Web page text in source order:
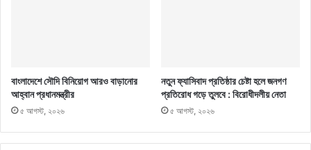
বাংলাদেশে সৌদি বিনিয়োগ আরও বাড়ানোর
আহ্বান প্রধানমন্ত্রীর
৫ আগস্ট, ২০২৬
নতুন ফ্যাসিবাদ প্রতিষ্ঠার চেষ্টা হলে জনগণ
প্রতিরোধ গড়ে তুলবে : বিরোধীদলীয় নেতা
৫ আগস্ট, ২০২৬